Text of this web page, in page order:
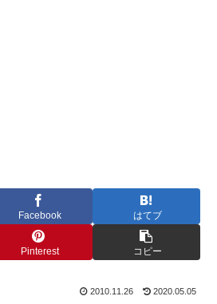
Facebook はてブ
Pinterest コピー
2010.11.26 2020.05.05